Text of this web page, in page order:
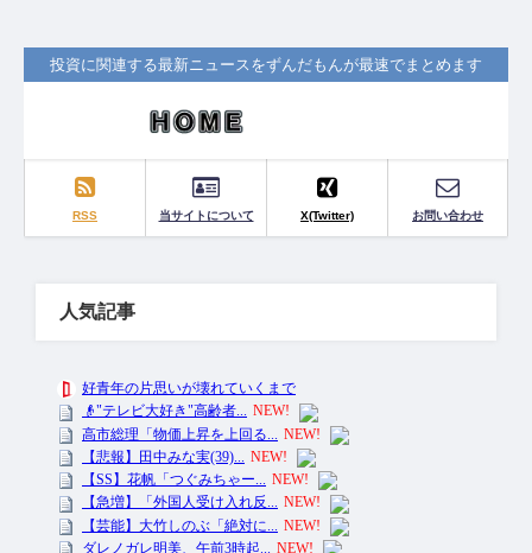
投資に関連する最新ニュースをずんだもんが最速でまとめます
RSS 当サイトについて X(Twitter) お問い合わせ
人気記事